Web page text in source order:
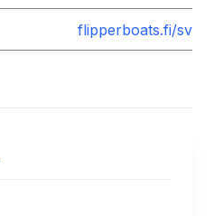
flipperboats.fi/sv